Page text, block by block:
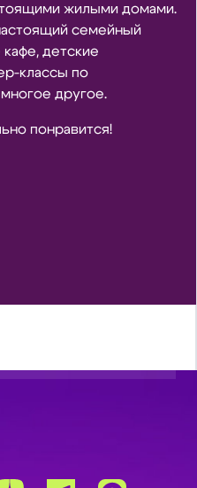
жилыми домами.
семейный
детские
классы по
другое.
понравится!